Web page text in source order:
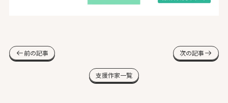
前の記事 次の記事
支援作家一覧